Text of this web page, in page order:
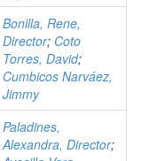
Bonilla, Rene,
Director; Coto
Torres, David;
Cumbicos Narváez,
Jimmy
Paladines,
Alexandra, Director;